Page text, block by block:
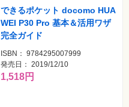
できるポケット docomo HUA
WEI P30 Pro 基本＆活用ワザ
完全ガイド
ISBN： 9784295007999
発売日： 2019/12/10
1,518円